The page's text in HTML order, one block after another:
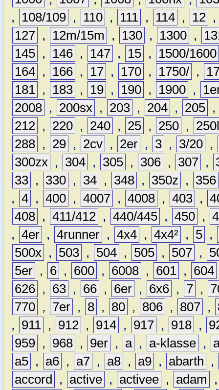
,
108/109 , 110 , 111 , 114 , 12
127 , 12m/15m , 130 , 1300 ,
145 , 146 , 147 , 15 ,
1500/1600
164 , 166 , 17 , 170 , 1750/ ,
181 , 183 , 19 , 190 , 1900 ,
2008 , 200sx , 203 , 204 , 205 ,
212 , 220 , 240 , 25 , 250 ,
288 , 29 , 2cv , 2er , 3 , 3/20 ,
300zx , 304 , 305 , 306 , 307 ,
33 , 330 , 34 , 348 , 350z ,
356
, 4 , 400 , 4007 , 4008 , 403 ,
408 , 411/412 , 440/445 , 450 ,
, 4er , 4runner , 4x4 , 4x4² , 5 ,
500x , 503 , 504 , 505 , 507 ,
5er , 6 , 600 , 6008 , 601 , 604
626 , 63 , 66 , 6er , 6x6 , 7 ,
770 , 7er , 8 , 80 , 806 , 807 ,
,
911 , 912 , 914 , 917 , 918 ,
959 , 968 , 9er , a , a-klasse ,
a5 , a6 , a7 , a8 , a9 , abarth
,
accord
, active , activee , adam